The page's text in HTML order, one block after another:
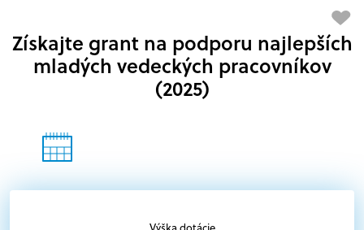
Získajte grant na podporu najlepších
mladých vedeckých pracovníkov
(2025)